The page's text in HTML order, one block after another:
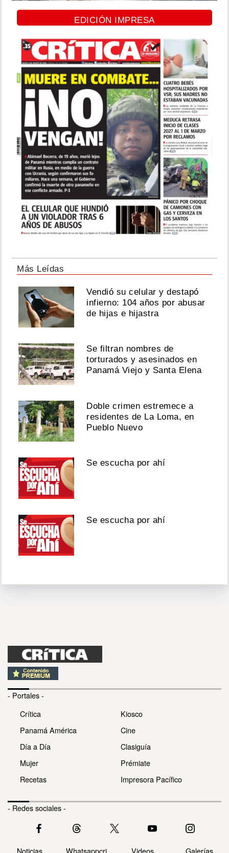
EDICIÓN IMPRESA
Más Leídas
Vendió su celular y destapó
infierno: 104 años por abusar
de hijas e hijastra
Se filtran nombres de
torturados y asesinados en
Panamá Viejo y Santa Elena
Doble crimen estremece a
residentes de La Loma, en
Pueblo Nuevo
Se escucha por ahí
Se escucha por ahí
- Portales -
Crítica
Panamá América
Día a Día
Mujer
Recetas
Kiosco
Cine
Clasiguía
Prémiate
Impresora Pacífico
- Redes sociales -
Noticias Whatsappcri Videos Galerías